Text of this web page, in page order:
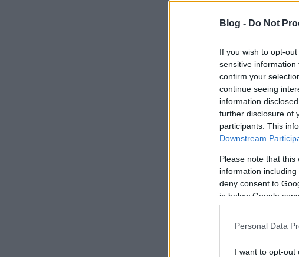
Blog - Do Not
If you wish to opt-
sensitive
confirm your
continue seeing
information
further disclosure of
participants. This
Downstream
Please note that
information
deny consent to
in below Google
Personal Data
I want to opt-out